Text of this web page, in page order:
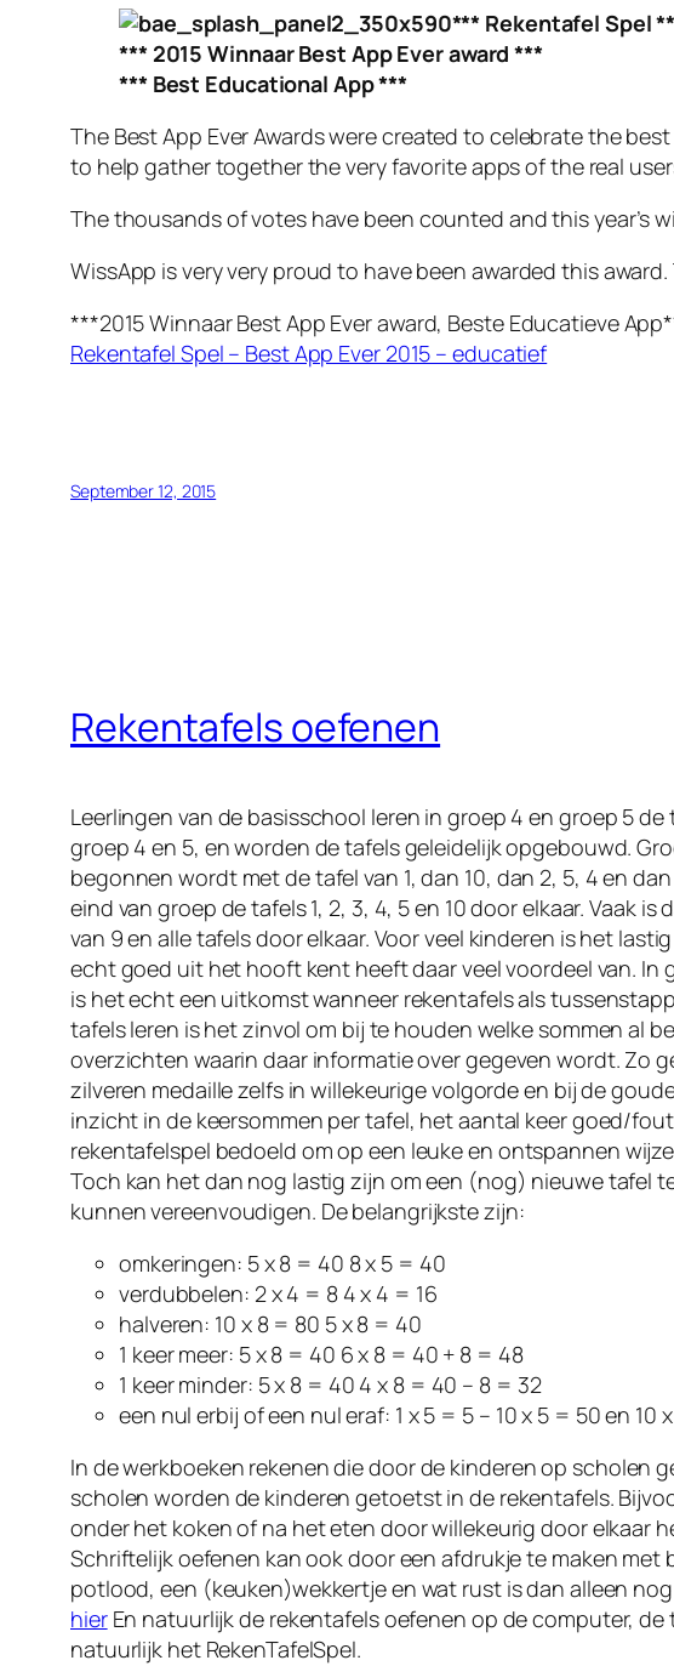
*** Rekentafel Spel
*** 2015 Winnaar Best App Ever award ***
*** Best Educational App ***
The Best App Ever Awards were created to celebrate the
to help gather together the very favorite apps of the real
The thousands of votes have been counted and this year’s
WissApp is very very proud to have been awarded this
***2015 Winnaar Best App Ever award, Beste Educatieve
Rekentafel Spel – Best App Ever 2015 – educatief
September 12, 2015
Rekentafels oefenen
Leerlingen van de basisschool leren in groep 4 en groep 5
groep 4 en 5, en worden de tafels geleidelijk opgebouwd.
begonnen wordt met de tafel van 1, dan 10, dan 2, 5, 4 en
eind van groep de tafels 1, 2, 3, 4, 5 en 10 door elkaar. Vaak
van 9 en alle tafels door elkaar. Voor veel kinderen is het
echt goed uit het hooft kent heeft daar veel voordeel van.
is het echt een uitkomst wanneer rekentafels als
tafels leren is het zinvol om bij te houden welke sommen al
overzichten waarin daar informatie over gegeven wordt. Zo
zilveren medaille zelfs in willekeurige volgorde en bij de
inzicht in de keersommen per tafel, het aantal keer goed/
rekentafelspel bedoeld om op een leuke en ontspannen
Toch kan het dan nog lastig zijn om een (nog) nieuwe tafel
kunnen vereenvoudigen. De belangrijkste zijn:
omkeringen: 5 x 8 = 40 8 x 5 = 40
verdubbelen: 2 x 4 = 8 4 x 4 = 16
halveren: 10 x 8 = 80 5 x 8 = 40
1 keer meer: 5 x 8 = 40 6 x 8 = 40 + 8 = 48
1 keer minder: 5 x 8 = 40 4 x 8 = 40 – 8 = 32
een nul erbij of een nul eraf: 1 x 5 = 5 – 10 x 5 = 50 en 10
In de werkboeken rekenen die door de kinderen op scholen
scholen worden de kinderen getoetst in de rekentafels.
onder het koken of na het eten door willekeurig door elkaar
Schriftelijk oefenen kan ook door een afdrukje te maken
potlood, een (keuken)wekkertje en wat rust is dan alleen
hierEn natuurlijk de rekentafels oefenen op de computer, de
natuurlijk het RekenTafelSpel.